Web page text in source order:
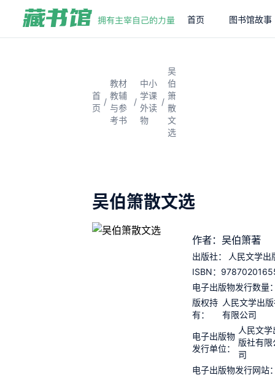
首页 图书馆故事
首
页
/
教材
教辅
与参
考书
/
中小
学课
外读
物
/
吴
伯
箫
散
文
选
吴伯箫散文选
作者：吴伯箫著
出版社：
人民文学出
ISBN：
电子出版物发行数量
版权持
有：
人民文学出
有限公司
电子出版物
发行单位：
人民文学
版社有限
司
电子出版物发行网站